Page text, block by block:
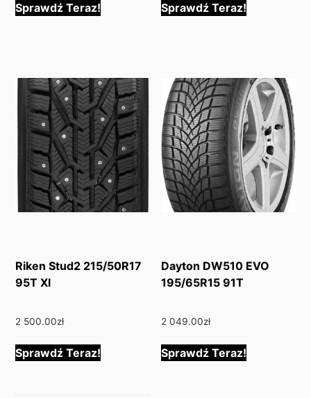
Sprawdź Teraz! Sprawdź Teraz!
Riken Stud2 215/50R17
95T Xl
2 500.00zł
Sprawdź Teraz!
Dayton DW510 EVO
195/65R15 91T
2 049.00zł
Sprawdź Teraz!